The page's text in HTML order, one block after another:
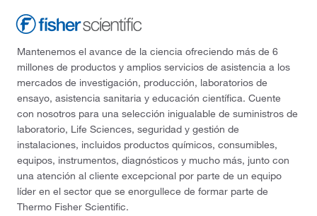
Mantenemos el avance de la ciencia ofreciendo más de 6
millones de productos y amplios servicios de asistencia a los
mercados de investigación, producción, laboratorios de
ensayo, asistencia sanitaria y educación científica. Cuente
con nosotros para una selección inigualable de suministros de
laboratorio, Life Sciences, seguridad y gestión de
instalaciones, incluidos productos químicos, consumibles,
equipos, instrumentos, diagnósticos y mucho más, junto con
una atención al cliente excepcional por parte de un equipo
líder en el sector que se enorgullece de formar parte de
Thermo Fisher Scientific.